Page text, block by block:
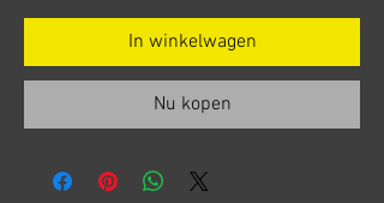
In winkelwagen
Nu kopen